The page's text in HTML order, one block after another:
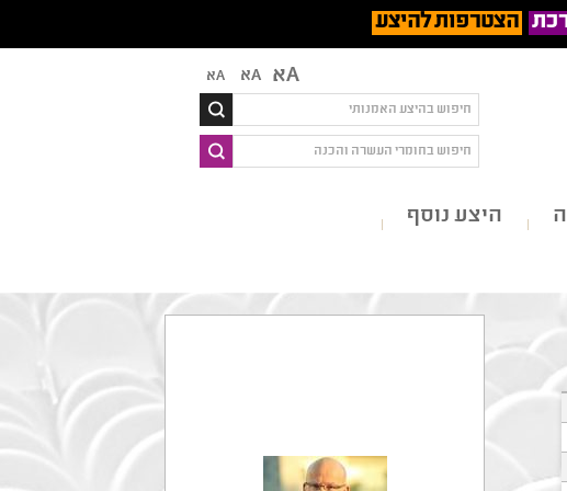
הצטרפות להיצע
Aא Aא Aא
היצע נוסף